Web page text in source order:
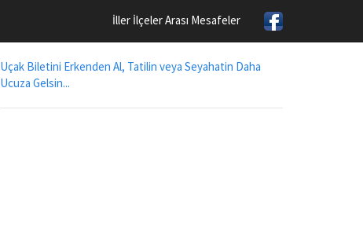
İller İlçeler Arası Mesafeler
Uçak Biletini Erkenden Al, Tatilin veya Seyahatin Daha
Ucuza Gelsin...